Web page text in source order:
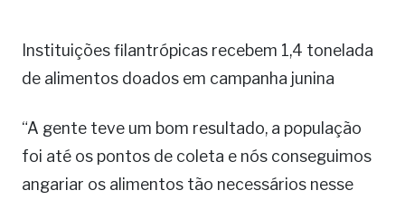
Instituições filantrópicas recebem 1,4 tonelada
de alimentos doados em campanha junina
“A gente teve um bom resultado, a população
foi até os pontos de coleta e nós conseguimos
angariar os alimentos tão necessários nesse